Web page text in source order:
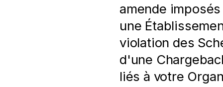
amende
une
violation des
d'une
liés à votre